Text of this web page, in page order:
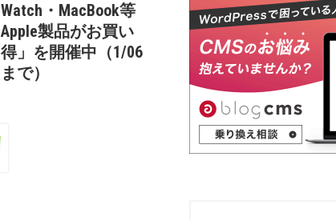
Watch・MacBook等
Apple製品がお買い
得」を開催中（1/06
まで）